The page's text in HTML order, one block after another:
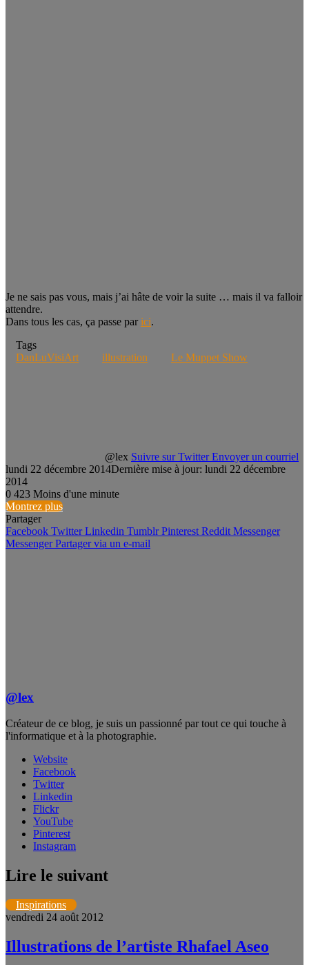
Je ne sais pas vous, mais j’ai hâte de voir la suite … mais il va falloir
attendre.
Dans tous les cas, ça passe par ici.
Tags
DanLuVisiArt
illustration Le Muppet Show
@lex Suivre sur Twitter Envoyer un courriel
lundi 22 décembre 2014Dernière mise à jour: lundi 22 décembre
2014
0 423 Moins d'une minute
Montrez plus
Partager
Facebook Twitter Linkedin Tumblr Pinterest Reddit Messenger
Messenger Partager via un e-mail
@lex
Créateur de ce blog, je suis un passionné par tout ce qui touche à
l'informatique et à la photographie.
Website
Facebook
Twitter
Linkedin
Flickr
YouTube
Pinterest
Instagram
Lire le suivant
Inspirations
vendredi 24 août 2012
Illustrations de l’artiste Rhafael Aseo